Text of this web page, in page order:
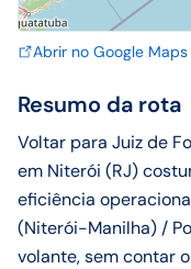
Abrir no Google Maps
Resumo da rota
Voltar para Juiz de
em Niterói (RJ)
eficiência
(Niterói-Manilha) /
volante, sem contar